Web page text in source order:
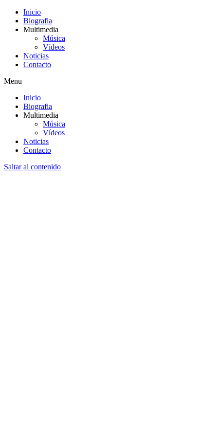
Inicio
Biografia
Multimedia
Música
Vídeos
Noticias
Contacto
Menu
Inicio
Biografia
Multimedia
Música
Vídeos
Noticias
Contacto
Saltar al contenido